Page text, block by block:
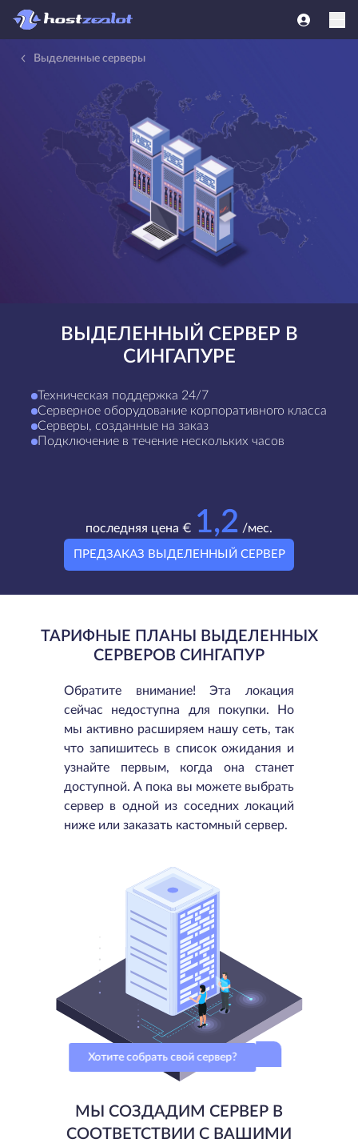
Выделенные серверы
ВЫДЕЛЕННЫЙ СЕРВЕР В
СИНГАПУРЕ
Техническая поддержка 24/7
Серверное оборудование корпоративного класса
Серверы, созданные на заказ
Подключение в течение нескольких часов
последняя цена € 1,2 /мес.
ПРЕДЗАКАЗ ВЫДЕЛЕННЫЙ СЕРВЕР
ТАРИФНЫЕ ПЛАНЫ ВЫДЕЛЕННЫХ
СЕРВЕРОВ СИНГАПУР
Обратите внимание! Эта локация
сейчас недоступна для покупки. Но
мы активно расширяем нашу сеть, так
что запишитесь в список ожидания и
узнайте первым, когда она станет
доступной. А пока вы можете выбрать
сервер в одной из соседних локаций
ниже или заказать кастомный сервер.
Хотите собрать свой сервер?
МЫ СОЗДАДИМ СЕРВЕР В
СООТВЕТСТВИИ С ВАШИМИ